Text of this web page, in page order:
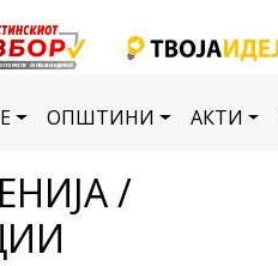
ОПШТИНИ АКТИ
/